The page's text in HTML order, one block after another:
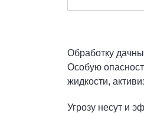
Обработку
Особую
жидкости,
Угрозу несут и